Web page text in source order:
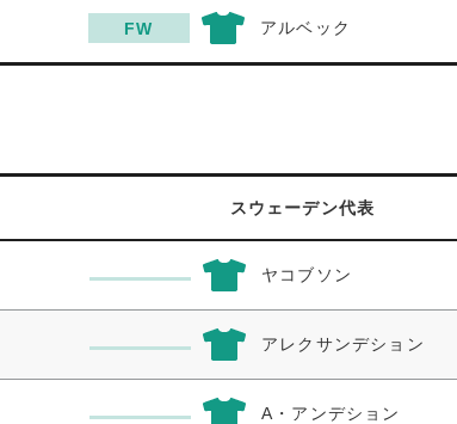
FW アルベック
スウェーデン代表
ヤコブソン
アレクサンデション
A・アンデション